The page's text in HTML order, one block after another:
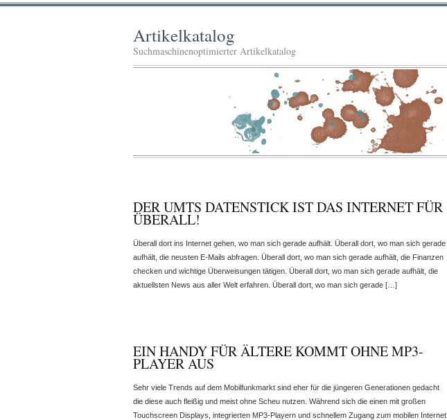
Artikelkatalog
Suchmaschinenoptimierter Artikelkatalog
DER UMTS DATENSTICK IST DAS INTERNET FÜR
ÜBERALL!
Überall dort ins Internet gehen, wo man sich gerade aufhält. Überall dort, wo man sich gerade
aufhält, die neusten E-Mails abfragen. Überall dort, wo man sich gerade aufhält, die Finanzen
checken und wichtige Überweisungen tätigen. Überall dort, wo man sich gerade aufhält, die
aktuellsten News aus aller Welt erfahren. Überall dort, wo man sich gerade […]
EIN HANDY FÜR ÄLTERE KOMMT OHNE MP3-
PLAYER AUS
Sehr viele Trends auf dem Mobilfunkmarkt sind eher für die jüngeren Generationen gedacht
die diese auch fleißig und meist ohne Scheu nutzen. Während sich die einen mit großen
Touchscreen Displays, integrierten MP3-Playern und schnellem Zugang zum mobilen Internet